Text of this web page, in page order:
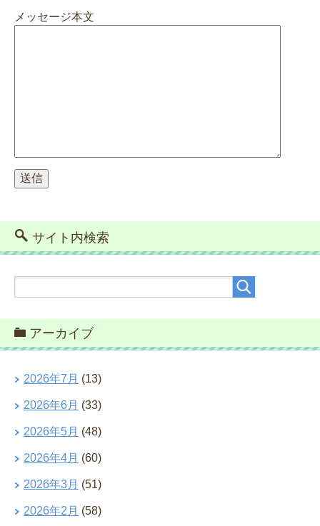
メッセージ本文
サイト内検索
アーカイブ
2026年7月 (13)
2026年6月 (33)
2026年5月 (48)
2026年4月 (60)
2026年3月 (51)
2026年2月 (58)